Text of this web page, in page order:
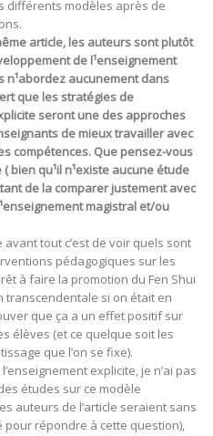
différents modèles après de
article, les auteurs sont plutôt
de l¹enseignement
n¹abordez aucunement dans
que les stratégies de
seront une des approches
de mieux travailler avec
compétences. Que pensez-vous
bien qu¹il n¹existe aucune étude
de la comparer justement avec
magistral et/ou
avant tout c’est de voir quels sont
pédagogiques sur les
à faire la promotion du Fen Shui
transcendentale si on était en
que ça a un effet positif sur
élèves (et ce quelque soit les
que l’on se fixe).
explicite, je n’ai pas
études sur ce modèle
auteurs de l’article seraient sans
pour répondre à cette question),